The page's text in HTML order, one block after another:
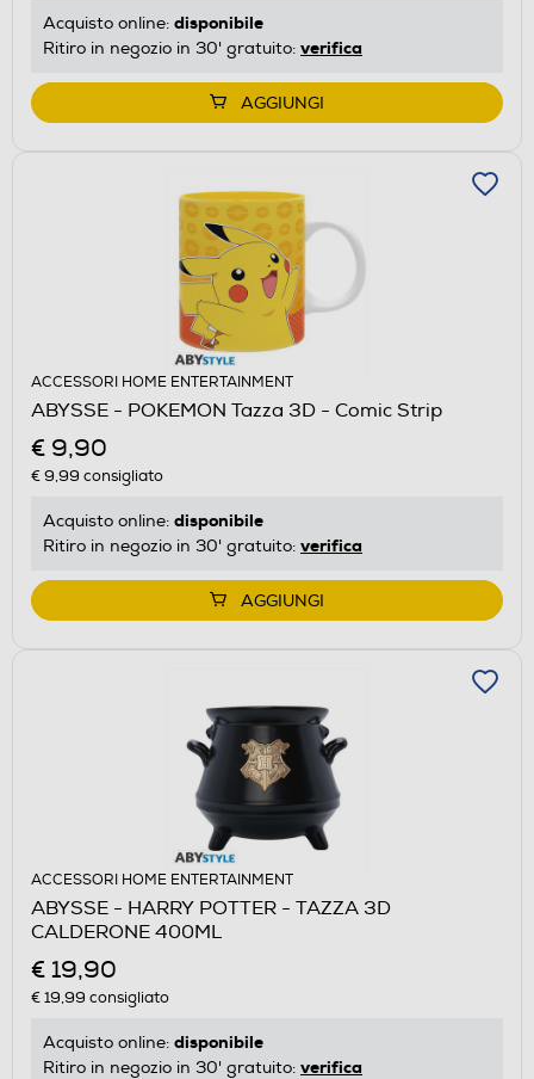
Acquisto online: disponibile
Ritiro in negozio in 30' gratuito: verifica
AGGIUNGI
ACCESSORI HOME ENTERTAINMENT
ABYSSE - POKEMON Tazza 3D - Comic Strip
€ 9,90
€ 9,99 consigliato
Acquisto online: disponibile
Ritiro in negozio in 30' gratuito: verifica
AGGIUNGI
ACCESSORI HOME ENTERTAINMENT
ABYSSE - HARRY POTTER - TAZZA 3D
CALDERONE 400ML
€ 19,90
€ 19,99 consigliato
Acquisto online: disponibile
Ritiro in negozio in 30' gratuito: verifica